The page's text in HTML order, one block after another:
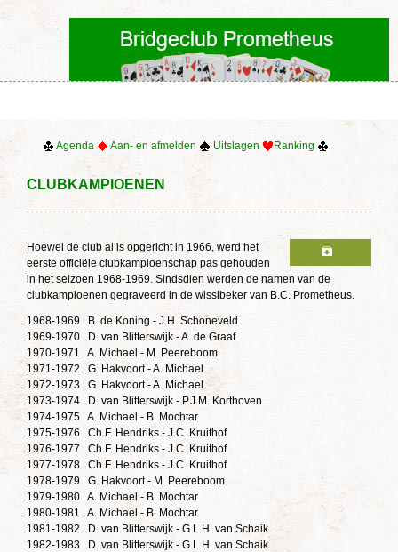
Agenda Aan- en afmelden Uitslagen Ranking
CLUBKAMPIOENEN
Hoewel de club al is opgericht in 1966, werd het
eerste officiële clubkampioenschap pas gehouden
in het seizoen 1968-1969. Sindsdien werden de namen van de
clubkampioenen gegraveerd in de wisslbeker van B.C. Prometheus.
1968-1969 B. de Koning - J.H. Schoneveld
1969-1970 D. van Blitterswijk - A. de Graaf
1970-1971 A. Michael - M. Peereboom
1971-1972 G. Hakvoort - A. Michael
1972-1973 G. Hakvoort - A. Michael
1973-1974 D. van Blitterswijk - P.J.M. Korthoven
1974-1975 A. Michael - B. Mochtar
1975-1976 Ch.F. Hendriks - J.C. Kruithof
1976-1977 Ch.F. Hendriks - J.C. Kruithof
1977-1978 Ch.F. Hendriks - J.C. Kruithof
1978-1979 G. Hakvoort - M. Peereboom
1979-1980 A. Michael - B. Mochtar
1980-1981 A. Michael - B. Mochtar
1981-1982 D. van Blitterswijk - G.L.H. van Schaik
1982-1983 D. van Blitterswijk - G.L.H. van Schaik